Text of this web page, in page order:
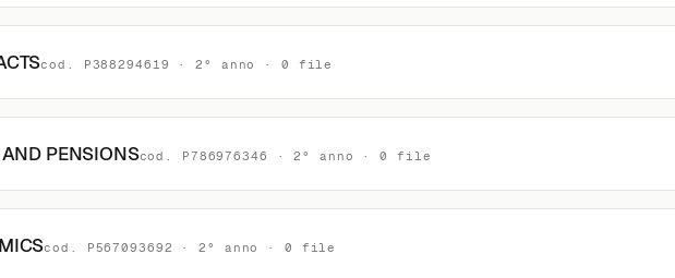
cod. P388294619 · 2° anno · 0 file
PENSIONScod. P786976346 · 2° anno · 0 file
cod. P567093692 · 2° anno · 0 file